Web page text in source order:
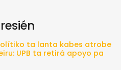
ta lanta kabes atrobe
UPB ta retirá apoyo pa